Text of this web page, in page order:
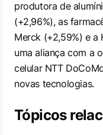
produtora de
(+2,96%), as
Merck (+2,59%) e a
uma aliança com a
celular NTT
novas tecnologias.
Tópicos